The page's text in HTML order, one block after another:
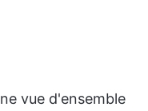
vue d'ensemble